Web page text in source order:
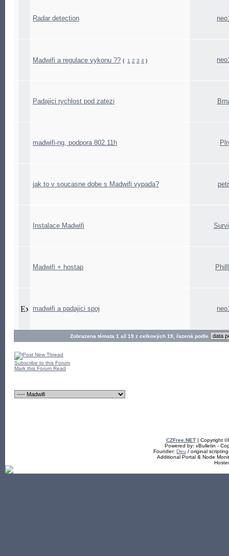
Radar detection
Madwifi a regulace vykonu ?? ( 1 2 3 4 )
Padajici rychlost pod zatezi
madwifi-ng, podpora 802.11h
jak to v soucasne dobe s Madwifi vypada?
Instalace Madwifi
Madwifi + hostap
madwifi a padajici spoj
Zobrazena témata 1 až 19 z celkových 19, řazená podle
Subscribe to this Forum
Mark this Forum Read
CZFree.NET| Copyright
Powered by: vBulletin -
Founder: Deu / original
Additional Portal & Node